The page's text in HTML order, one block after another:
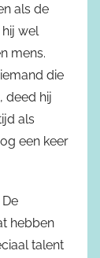
als de
wel
mens.
die
deed hij
als
een keer
hebben
talent